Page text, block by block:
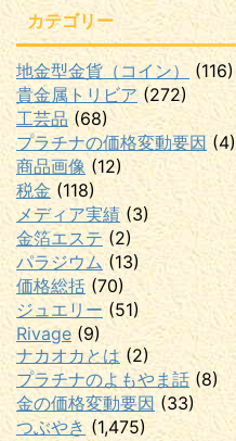
カテゴリー
地金型金貨（コイン）
(116)
貴金属トリビア (272)
工芸品 (68)
プラチナの価格変動要因(4)
商品画像 (12)
税金 (118)
メディア実績(3)
金箔エステ(2)
パラジウム (13)
価格総括 (70)
ジュエリー (51)
Rivage (9)
ナカオカとは(2)
プラチナのよもやま話 (8)
金の価格変動要因 (33)
つぶやき (1,475)